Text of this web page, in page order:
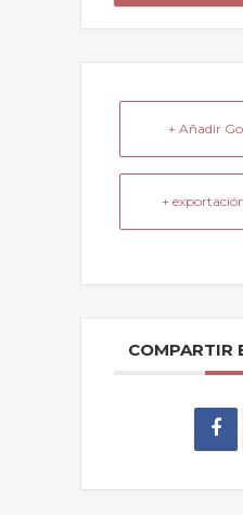
+ Añadir
+
COMPARTIR